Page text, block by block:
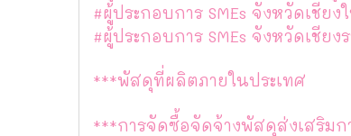
#ผู้ประกอบการ SMEs จังหวัดเชียง
#ผู้ประกอบการ SMEs จังหวัดเชียง
***พัสดุที่ผลิตภายในประเทศ
***การจัดซื้อจัดจ้างพัสดุส่งเสริมก